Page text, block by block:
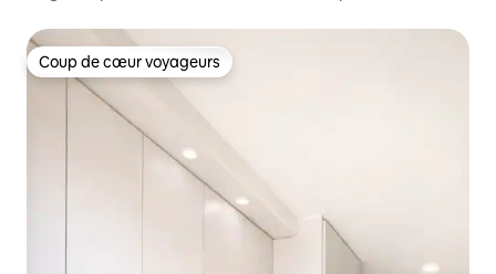
Coup de cœur voyageurs
Coup de cœur voyageurs